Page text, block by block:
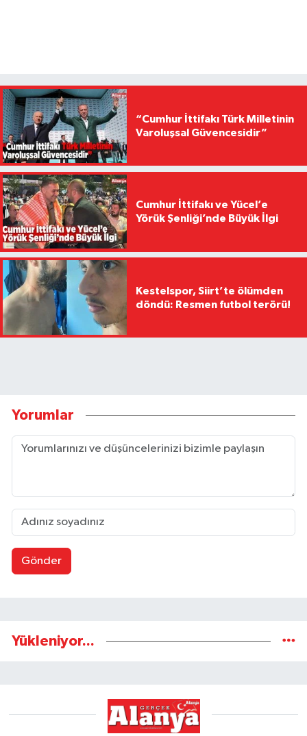
“Cumhur İttifakı Türk Milletinin
Varoluşsal Güvencesidir”
Cumhur İttifakı ve Yücel’e
Yörük Şenliği’nde Büyük İlgi
Kestelspor, Siirt’te ölümden
döndü: Resmen futbol terörü!
Yorumlar
Gönder
Yükleniyor...